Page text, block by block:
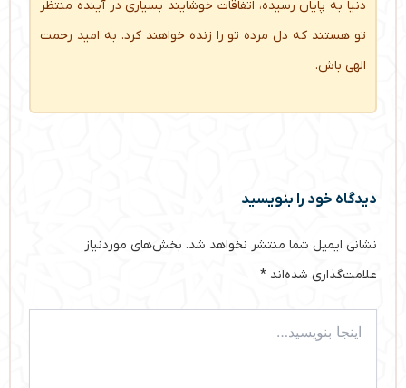
دنیا به پایان رسیده، اتفاقات خوشایند بسیاری در آینده منتظر
تو هستند که دل مرده تو را زنده خواهند کرد. به امید رحمت
الهی باش.
دیدگاه‌ خود را بنویسید
نشانی ایمیل شما منتشر نخواهد شد. بخش‌های موردنیاز
علامت‌گذاری شده‌اند *
بنویسید…